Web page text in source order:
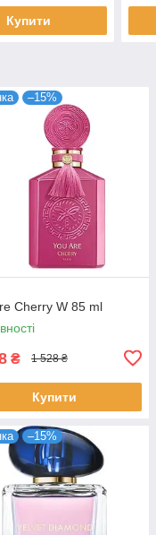
Купити
–15%
Cherry W 85 ml
₴ 1 528 ₴
Купити
–15%